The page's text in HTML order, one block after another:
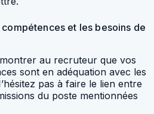
et les besoins de
au recruteur que vos
sont en adéquation avec les
pas à faire le lien entre
du poste mentionnées